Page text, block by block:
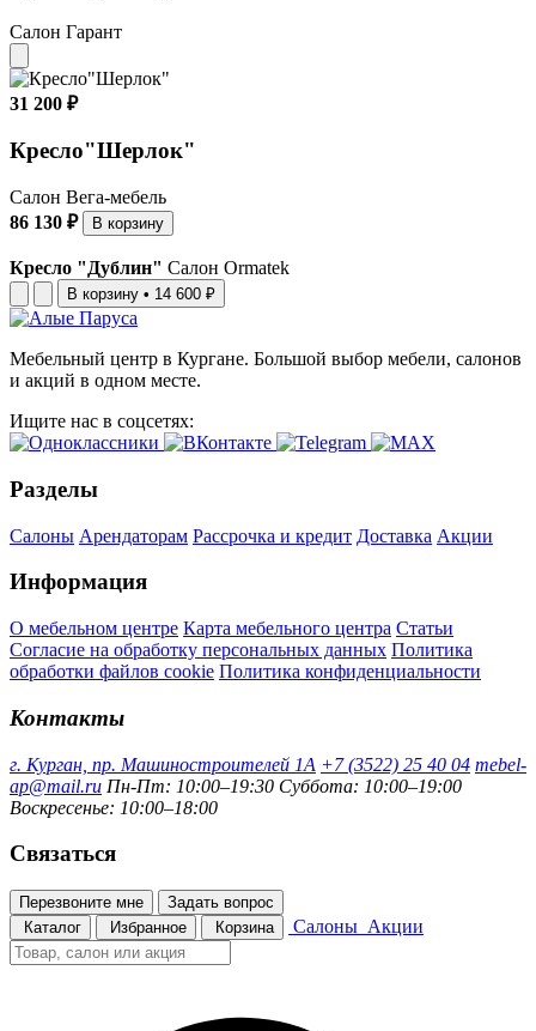
Салон Гарант
31 200 ₽
Кресло"Шерлок"
Салон Вега-мебель
86 130 ₽
В корзину
Кресло "Дублин" Салон Ormatek
В корзину • 14 600 ₽
Мебельный центр в Кургане. Большой выбор мебели, салонов
и акций в одном месте.
Ищите нас в соцсетях:
Разделы
Салоны Арендаторам Рассрочка и кредит Доставка Акции
Информация
О мебельном центре Карта мебельного центра Статьи
Согласие на обработку персональных данных Политика
обработки файлов cookie Политика конфиденциальности
Контакты
г. Курган, пр. Машиностроителей 1А +7 (3522) 25 40 04 mebel-
ap@mail.ru Пн-Пт: 10:00–19:30 Суббота: 10:00–19:00
Воскресенье: 10:00–18:00
Связаться
Перезвоните мне
Задать вопрос
Каталог
Избранное Корзина Салоны Акции